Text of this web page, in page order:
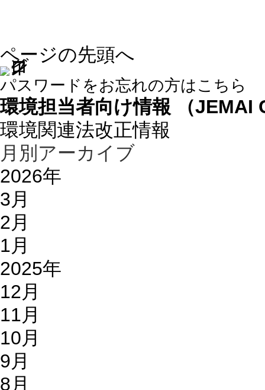
ページの先頭へ
パスワードをお忘れの方はこちら
環境担当者向け情報 （JEMAI
環境関連法改正情報
月別アーカイブ
2026年
3月
2月
1月
2025年
12月
11月
10月
9月
8月